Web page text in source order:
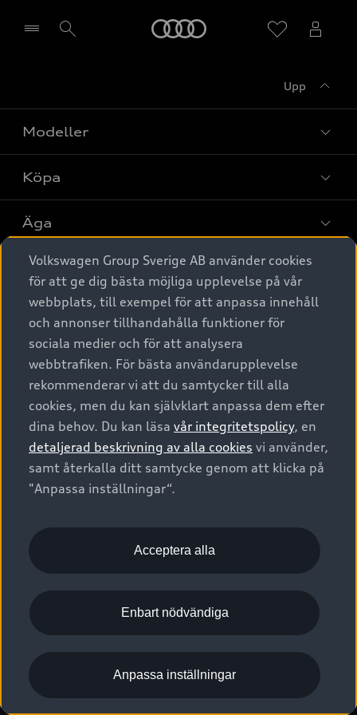
Upp
Modeller
Alla modeller
Elbilar
A6 modellerna
SUV
Avant
Audi Sport
Köpa
Privaterbjudanden
Privatleasing
Nya bilar i lager
Begagnade bilar i lager
Audi approved :plus - så gott som nya
Finansiering
Audi exclusive
Provkörning
Äga
Service & tillbehör
Audi digital services
Originaltillbehör - köp online
Garantier
Försäkring
Digitala manualer för din Audi
Audi Collection – livsstilsartiklar
Vanliga frågor
2G/3G nätet stängs ned - Hur påverkas min bil av detta?
Tjänstebil
Tjänstebil
Business lease online
Företagsleasing
Om Audi Sverige
Kontakta oss
Audi Återförsäljare/-serviceverkstad
myAudi
Pressmeddelanden
Nyhetsbrev
Vårt hållbarhetsarbete
Lediga tjänster huvudkontor
Lediga tjänster hos Audi Återförsäljare
Kommentar till mediauppgifter om dataläcka
© 2026 AUDI SVERIGE. All Rights Reserved.
Utgivare Juridiskt
Juridiskt Audi AG
Juridiskt Audi Digital Giveaway
Anpassa inställningar för cookies
Visselblåsarkanaler
Volkswagen Group Sverige AB använder cookies
för att ge dig bästa möjliga upplevelse på vår
webbplats, till exempel för att anpassa innehåll
och annonser tillhandahålla funktioner för
sociala medier och för att analysera
webbtrafiken. För bästa användarupplevelse
rekommenderar vi att du samtycker till alla
cookies, men du kan självklart anpassa dem efter
dina behov. Du kan läsa vår integritetspolicy, en
detaljerad beskrivning av alla cookies vi använder,
samt återkalla ditt samtycke genom att klicka på
"Anpassa inställningar“.
Acceptera alla
Enbart nödvändiga
Anpassa inställningar